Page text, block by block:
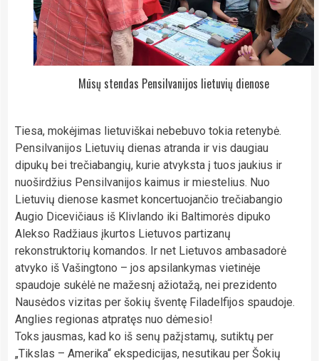
Mūsų stendas Pensilvanijos lietuvių dienose
Tiesa, mokėjimas lietuviškai nebebuvo tokia retenybė.
Pensilvanijos Lietuvių dienas atranda ir vis daugiau
dipukų bei trečiabangių, kurie atvyksta į tuos jaukius ir
nuoširdžius Pensilvanijos kaimus ir miestelius. Nuo
Lietuvių dienose kasmet koncertuojančio trečiabangio
Augio Dicevičiaus iš Klivlando iki Baltimorės dipuko
Alekso Radžiaus įkurtos Lietuvos partizanų
rekonstruktorių komandos. Ir net Lietuvos ambasadorė
atvyko iš Vašingtono – jos apsilankymas vietinėje
spaudoje sukėlė ne mažesnį ažiotažą, nei prezidento
Nausėdos vizitas per šokių šventę Filadelfijos spaudoje.
Anglies regionas atpratęs nuo dėmesio!
Toks jausmas, kad ko iš senų pažįstamų, sutiktų per
„Tikslas – Amerika“ ekspedicijas, nesutikau per Šokių